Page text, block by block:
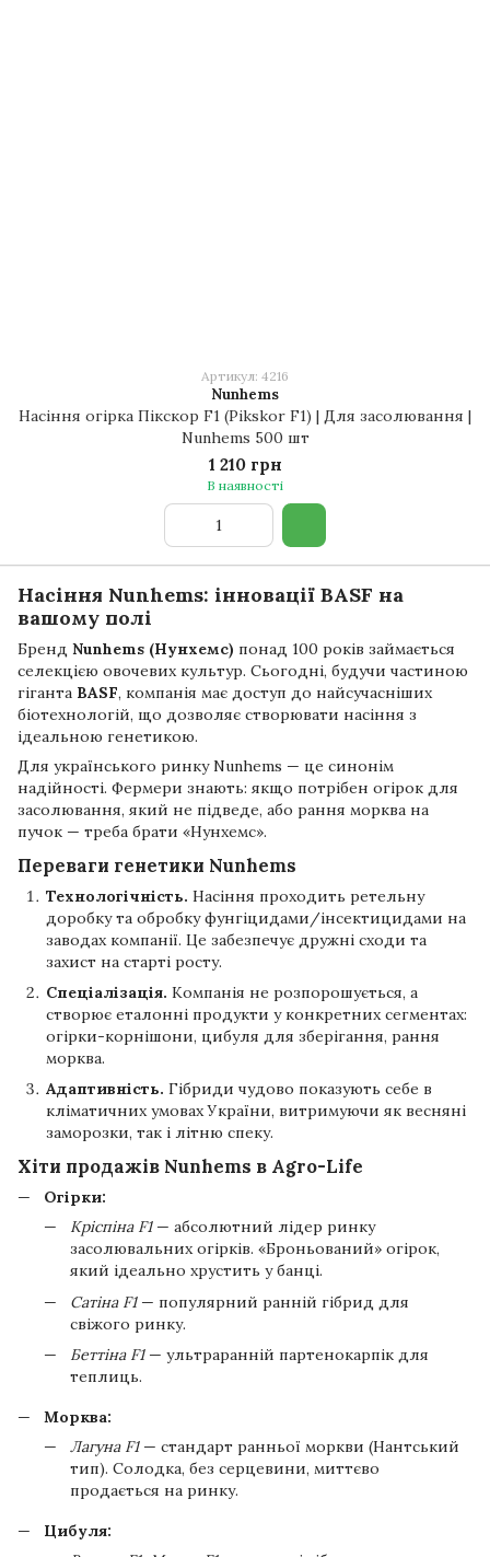
Артикул: 4216
Nunhems
Насіння огірка Пікскор F1 (Pikskor F1) | Для засолювання |
Nunhems 500 шт
1 210 грн
В наявності
Насіння Nunhems: інновації BASF на
вашому полі
Бренд Nunhems (Нунхемс) понад 100 років займається
селекцією овочевих культур. Сьогодні, будучи частиною
гіганта BASF, компанія має доступ до найсучасніших
біотехнологій, що дозволяє створювати насіння з
ідеальною генетикою.
Для українського ринку Nunhems — це синонім
надійності. Фермери знають: якщо потрібен огірок для
засолювання, який не підведе, або рання морква на
пучок — треба брати «Нунхемс».
Переваги генетики Nunhems
Технологічність. Насіння проходить ретельну
доробку та обробку фунгіцидами/інсектицидами на
заводах компанії. Це забезпечує дружні сходи та
захист на старті росту.
Спеціалізація. Компанія не розпорошується, а
створює еталонні продукти у конкретних сегментах:
огірки-корнішони, цибуля для зберігання, рання
морква.
Адаптивність. Гібриди чудово показують себе в
кліматичних умовах України, витримуючи як весняні
заморозки, так і літню спеку.
Хіти продажів Nunhems в Agro-Life
Огірки:
Кріспіна F1— абсолютний лідер ринку
засолювальних огірків. «Броньований» огірок,
який ідеально хрустить у банці.
Сатіна F1— популярний ранній гібрид для
свіжого ринку.
Беттіна F1— ультраранній партенокарпік для
теплиць.
Морква:
Лагуна F1— стандарт ранньої моркви (Нантський
тип). Солодка, без серцевини, миттєво
продається на ринку.
Цибуля: